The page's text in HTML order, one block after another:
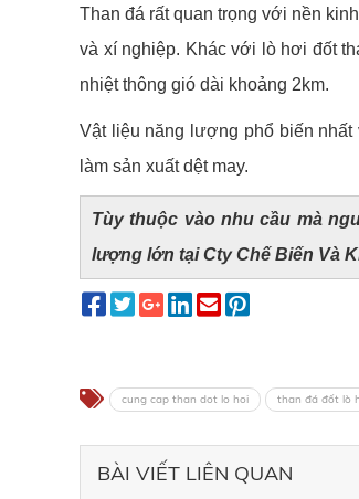
Than đá rất quan trọng với nền
và xí nghiệp. Khác với lò hơi đốt
nhiệt thông gió dài khoảng 2km.
Vật liệu năng lượng phổ biến
làm sản xuất dệt may.
Tùy thuộc vào nhu cầu mà
lượng lớn tại Cty Chế Biến Và
cung cap than dot lo hoi than đá đốt lò
BÀI VIẾT LIÊN QUAN